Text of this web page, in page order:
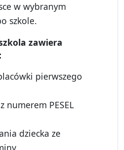
w wybranym
szkole.
zawiera
pierwszego
numerem PESEL
dziecka ze